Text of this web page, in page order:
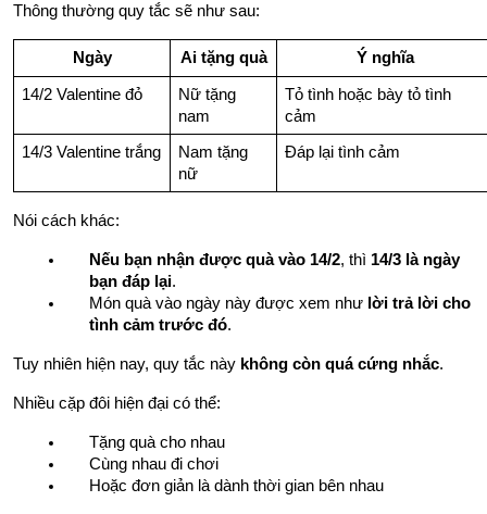
Thông thường quy tắc sẽ như sau:
Ngày Ai tặng quà Ý nghĩa
14/2 Valentine đỏ
Nữ tặng
nam
Tỏ tình hoặc bày tỏ tình
cảm
14/3 Valentine trắng
Nam tặng
nữ
Đáp lại tình cảm
Nói cách khác:
Nếu bạn nhận được quà vào 14/2, thì 14/3 là ngày
bạn đáp lại.
Món quà vào ngày này được xem như lời trả lời cho
tình cảm trước đó.
Tuy nhiên hiện nay, quy tắc này không còn quá cứng nhắc.
Nhiều cặp đôi hiện đại có thể:
Tặng quà cho nhau
Cùng nhau đi chơi
Hoặc đơn giản là dành thời gian bên nhau